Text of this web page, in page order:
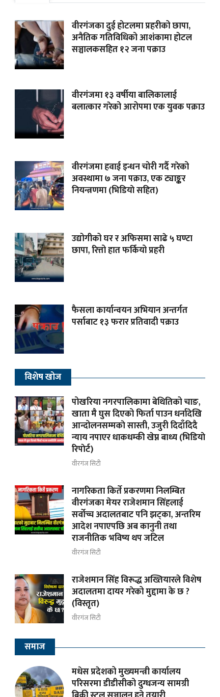
वीरगंजका दुई होटलमा प्रहरीको छापा,
अनैतिक गतिविधिको आशंकामा होटल
सञ्चालकसहित १२ जना पक्राउ
वीरगंजमा १३ वर्षीया बालिकालाई
बलात्कार गरेको आरोपमा एक युवक पक्राउ
वीरगंजमा हवाई इन्धन चोरी गर्दै गरेको
अवस्थामा ७ जना पक्राउ, एक ट्याङ्कर
नियन्त्रणमा (भिडियाे सहित)
उद्योगीको घर र अफिसमा साढे ५ घण्टा
छापा, रित्तो हात फर्कियो प्रहरी
फैसला कार्यान्वयन अभियान अन्तर्गत
पर्साबाट १३ फरार प्रतिवादी पक्राउ
विशेष खोज
पोखरिया नगरपालिकामा बेथितिको चाङ,
खाता मै घुस दिएको फिर्ता पाउन धर्नादेखि
आन्दोलनसम्मकाे सास्ती, उजुरी दिदाँदिदै
न्याय नपाएर धाकधम्की खेप्न बाध्य (भिडियाे
रिपाेर्ट)
वीरगंज सिटी
नागरिकता किर्ते प्रकरणमा निलम्बित
वीरगंजका मेयर राजेशमान सिंहलाई
सर्वोच्च अदालतबाट पनि झट्का, अन्तरिम
आदेश नपाएपछि अब कानुनी तथा
राजनीतिक भविष्य थप जटिल
वीरगंज सिटी
राजेशमान सिंह विरूद्ध अख्तियारले विशेष
अदालतमा दायर गरेको मुद्दामा के छ ?
(विस्तृत)
वीरगंज सिटी
समाज
मधेस प्रदेशको मुख्यमन्त्री कार्यालय
परिसरमा डीडीसीको दुग्धजन्य सामग्री